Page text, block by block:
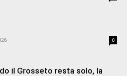
0
il Grosseto resta solo, la